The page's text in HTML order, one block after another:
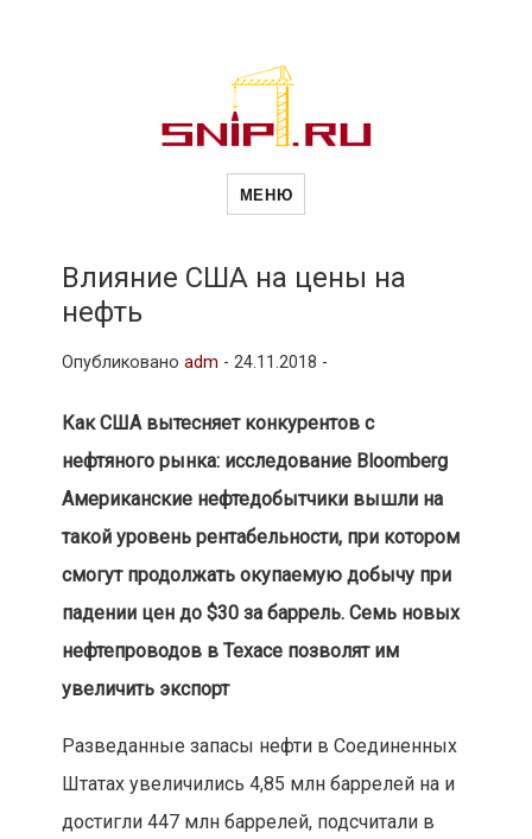
Новости
и
рубрики
МЕНЮ
Влияние США на цены на
нефть
Опубликовано adm - 24.11.2018 -
Как США вытесняет конкурентов с
нефтяного рынка: исследование Bloomberg
Американские нефтедобытчики вышли на
такой уровень рентабельности, при котором
смогут продолжать окупаемую добычу при
падении цен до $30 за баррель. Семь новых
нефтепроводов в Техасе позволят им
увеличить экспорт
Разведанные запасы нефти в Соединенных
Штатах увеличились 4,85 млн баррелей на и
достигли 447 млн баррелей, подсчитали в